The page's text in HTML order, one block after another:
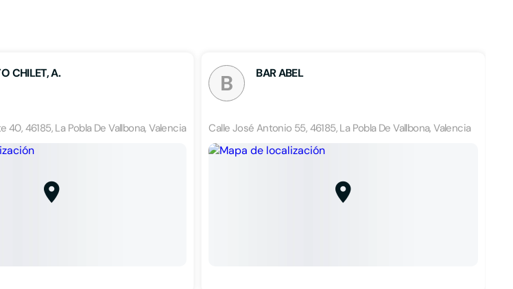
CHILET, A.
40, 46185, La Pobla De Vallbona, Valencia
B BAR ABEL
Calle José Antonio 55, 46185, La Pobla De Vallbona, Valencia